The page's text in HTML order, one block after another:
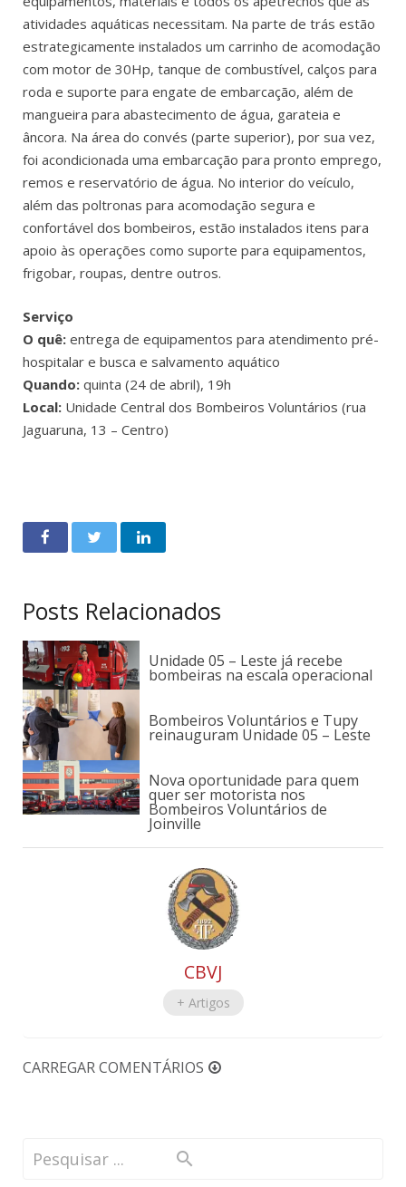
atividades aquáticas necessitam. Na parte de trás estão
estrategicamente instalados um carrinho de acomodação
com motor de 30Hp, tanque de combustível, calços para
roda e suporte para engate de embarcação, além de
mangueira para abastecimento de água, garateia e
âncora. Na área do convés (parte superior), por sua vez,
foi acondicionada uma embarcação para pronto emprego,
remos e reservatório de água. No interior do veículo,
além das poltronas para acomodação segura e
confortável dos bombeiros, estão instalados itens para
apoio às operações como suporte para equipamentos,
frigobar, roupas, dentre outros.
Serviço
O quê: entrega de equipamentos para atendimento pré-
hospitalar e busca e salvamento aquático
Quando: quinta (24 de abril), 19h
Local: Unidade Central dos Bombeiros Voluntários (rua
Jaguaruna, 13 – Centro)
Posts Relacionados
Unidade 05 – Leste já recebe
bombeiras na escala operacional
Bombeiros Voluntários e Tupy
reinauguram Unidade 05 – Leste
Nova oportunidade para quem
quer ser motorista nos
Bombeiros Voluntários de
Joinville
CBVJ
+ Artigos
CARREGAR COMENTÁRIOS